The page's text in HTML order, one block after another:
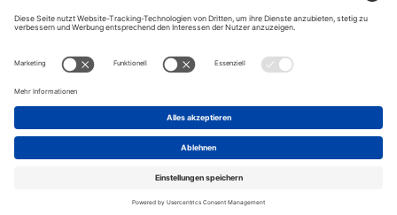
Sicher dank SSL
* Alle Preiseinkl. MwSt., zzgl.Versandkosten
JF-Buchdienst – Aktuelle Bücher zu Politik, Geschichte,
Zeitgeschehen, Kultur, Wissen u.v.m.